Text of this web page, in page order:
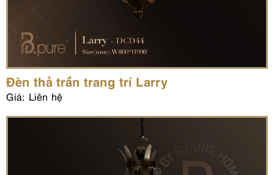
Đèn thả trần trang trí Larry
Giá: Liên hệ